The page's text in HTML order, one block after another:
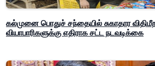
கல்முனை பொதுச் சந்தையில் சுகாதார
வியாபாரிகளுக்கு எதிராக சட்ட நடவடிக்கை